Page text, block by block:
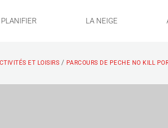
PLANIFIER LA NEIGE
ET LOISIRS / PARCOURS DE PECHE NO KILL